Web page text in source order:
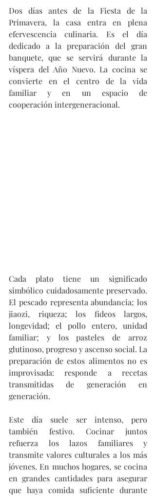
Dos días antes de la Fiesta de la
Primavera, la casa entra en plena
efervescencia culinaria. Es el día
dedicado a la preparación del gran
banquete, que se servirá durante la
víspera del Año Nuevo. La cocina se
convierte en el centro de la vida
familiar y en un espacio de
cooperación intergeneracional.
Cada plato tiene un significado
simbólico cuidadosamente preservado.
El pescado representa abundancia; los
jiaozi, riqueza; los fideos largos,
longevidad; el pollo entero, unidad
familiar; y los pasteles de arroz
glutinoso, progreso y ascenso social. La
preparación de estos alimentos no es
improvisada: responde a recetas
transmitidas de generación en
generación.
Este día suele ser intenso, pero
también festivo. Cocinar juntos
refuerza los lazos familiares y
transmite valores culturales a los más
jóvenes. En muchos hogares, se cocina
en grandes cantidades para asegurar
que haya comida suficiente durante